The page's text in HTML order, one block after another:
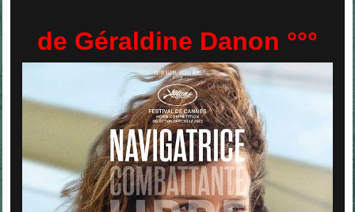
de Géraldine Danon °°°